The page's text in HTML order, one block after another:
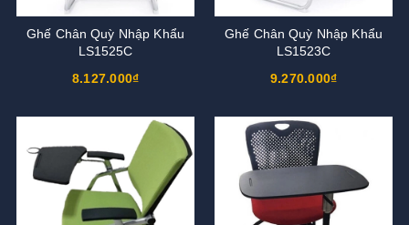
Ghế Chân Quỳ Nhập Khẩu
LS1525C
8.127.000₫
Ghế Chân Quỳ Nhập Khẩu
LS1523C
9.270.000₫